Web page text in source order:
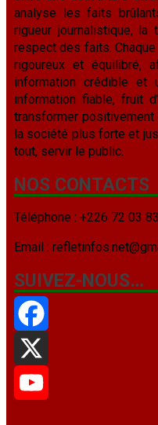
analyse les faits
rigueur journalistique,
respect des faits. Chaque
rigoureux et équilibré,
information crédible et
information fiable, fruit
transformer
la société plus forte et
tout, servir le public.
NOS CONTACTS
Téléphone : +226 72 03
Email :
SUIVEZ-NOUS…
Facebook
X